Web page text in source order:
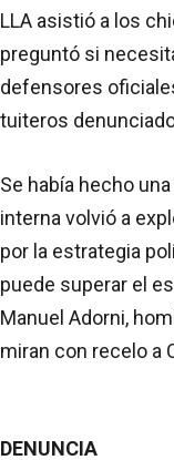
LLA asistió a los
preguntó si
defensores
tuiteros
Se había hecho
interna volvió a
por la estrategia
puede superar el
Manuel Adorni,
miran con recelo a
DENUNCIA